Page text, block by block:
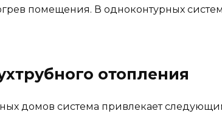
помещения. В одноконтурных
отопления
домов система привлекает